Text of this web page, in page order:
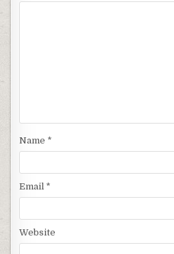
Name *
Email *
Website